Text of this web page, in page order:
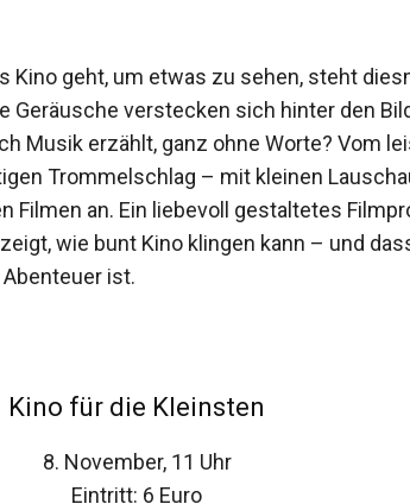
Kino geht, um etwas zu sehen, steht
Geräusche verstecken sich hinter den
Musik erzählt, ganz ohne Worte? Vom
Trommelschlag – mit kleinen
Filmen an. Ein liebevoll gestaltetes
wie bunt Kino klingen kann – und
ist.
Kino für die Kleinsten
8. November, 11 Uhr
Eintritt: 6 Euro